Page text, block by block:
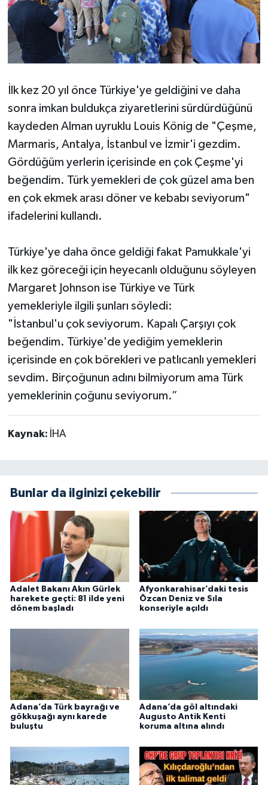
İlk kez 20 yıl önce Türkiye'ye geldiğini ve daha
sonra imkan buldukça ziyaretlerini sürdürdüğünü
kaydeden Alman uyruklu Louis König de "Çeşme,
Marmaris, Antalya, İstanbul ve İzmir'i gezdim.
Gördüğüm yerlerin içerisinde en çok Çeşme'yi
beğendim. Türk yemekleri de çok güzel ama ben
en çok ekmek arası döner ve kebabı seviyorum"
ifadelerini kullandı.
Türkiye'ye daha önce geldiği fakat Pamukkale'yi
ilk kez göreceği için heyecanlı olduğunu söyleyen
Margaret Johnson ise Türkiye ve Türk
yemekleriyle ilgili şunları söyledi:
"İstanbul'u çok seviyorum. Kapalı Çarşıyı çok
beğendim. Türkiye'de yediğim yemeklerin
içerisinde en çok börekleri ve patlıcanlı yemekleri
sevdim. Birçoğunun adını bilmiyorum ama Türk
yemeklerinin çoğunu seviyorum.”
Kaynak: İHA
Bunlar da ilginizi çekebilir
Adalet Bakanı Akın Gürlek
harekete geçti: 81 ilde yeni
dönem başladı
Afyonkarahisar’daki tesis
Özcan Deniz ve Sıla
konseriyle açıldı
Adana’da Türk bayrağı ve
gökkuşağı aynı karede
buluştu
Adana’da göl altındaki
Augusto Antik Kenti
koruma altına alındı